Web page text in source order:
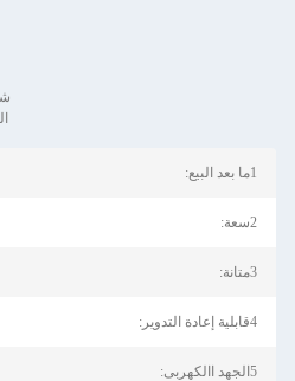
1ما بعد البيع:
2سعة:
3متانة:
4قابلية إعادة التدوير:
5الجهد االكهربى: